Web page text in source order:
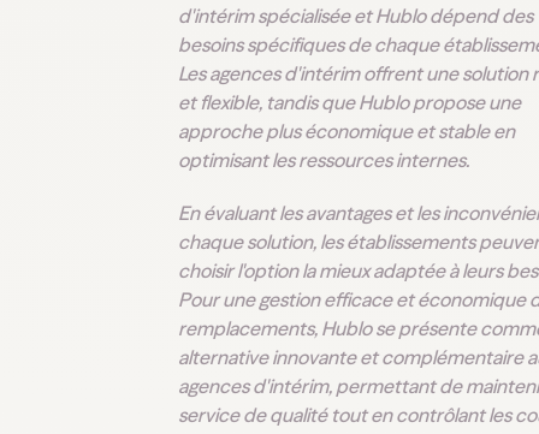
d'intérim spécialisée et Hublo dépend des
besoins spécifiques de chaque
Les agences d'intérim offrent une solution
et flexible, tandis que Hublo propose une
approche plus économique et stable en
optimisant les ressources internes.
En évaluant les avantages et les
chaque solution, les établissements
choisir l'option la mieux adaptée à leurs
Pour une gestion efficace et économique
remplacements, Hublo se présente
alternative innovante et complémentaire
agences d'intérim, permettant de
service de qualité tout en contrôlant les